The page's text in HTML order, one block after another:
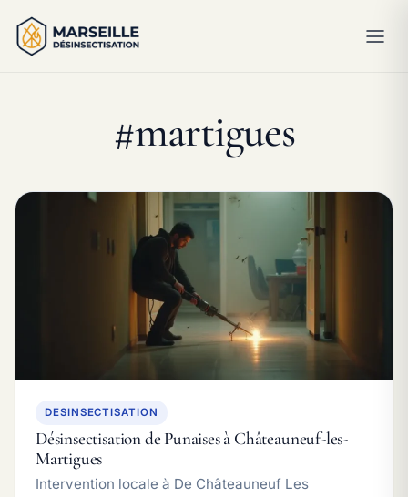
#martigues
DESINSECTISATION
Désinsectisation de Punaises à Châteauneuf-les-
Martigues
Intervention locale à De Châteauneuf Les